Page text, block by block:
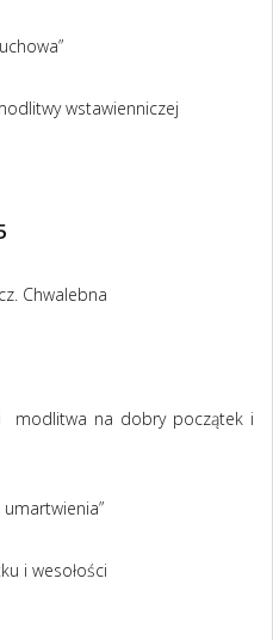
wstawienniczej
Chwalebna
modlitwa na dobry początek i
i wesołości